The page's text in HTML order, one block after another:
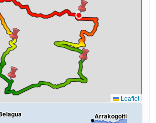
Leaflet
Arrakogoiti